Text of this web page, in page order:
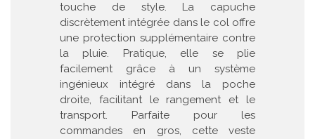
touche de style. La capuche
discrètement intégrée dans le col offre
une protection supplémentaire contre
la pluie. Pratique, elle se plie
facilement grâce à un système
ingénieux intégré dans la poche
droite, facilitant le rangement et le
transport. Parfaite pour les
commandes en gros, cette veste